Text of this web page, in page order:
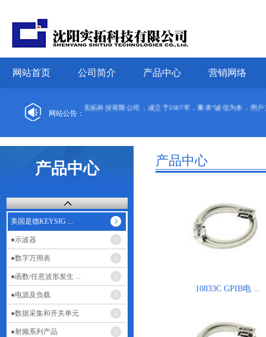
网站首页 公司简介 产品中心 营销网络
网站公告：
沈阳实拓科技有限公司，成立于2007年，秉承“诚信为本，用户
产品中心
美国是德KEYSIG ...
●示波器
●数字万用表
●函数/任意波形发生 ...
●电源及负载
●数据采集和开关单元
●射频系列产品
产品中心
10833C GPIB电 ...